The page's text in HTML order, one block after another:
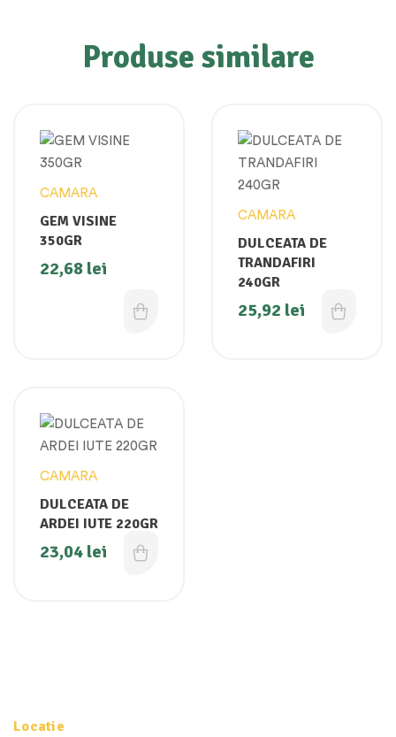
Produse similare
CAMARA
GEM VISINE
350GR
22,68 lei
CAMARA
DULCEATA DE
TRANDAFIRI
240GR
25,92 lei
CAMARA
DULCEATA DE
ARDEI IUTE 220GR
23,04 lei
Locatie